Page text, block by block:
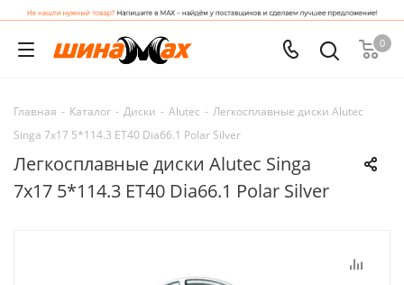
0
Главная - Каталог - Диски - Alutec - Легкосплавные диски Alutec
Singa 7x17 5*114.3 ET40 Dia66.1 Polar Silver
Легкосплавные диски Alutec Singa
7x17 5*114.3 ET40 Dia66.1 Polar Silver